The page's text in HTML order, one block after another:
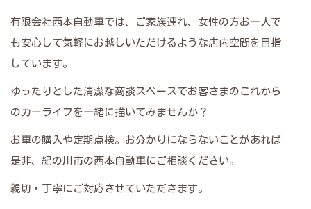
有限会社西本自動車では、ご家族連れ、女性の方お一人で
も安心して気軽にお越しいただけるような店内空間を目指
しています。
ゆったりとした清潔な商談スペースでお客さまのこれから
のカーライフを一緒に描いてみませんか？
お車の購入や定期点検。お分かりにならないことがあれば
是非、紀の川市の西本自動車にご相談ください。
親切・丁寧にご対応させていただきます。